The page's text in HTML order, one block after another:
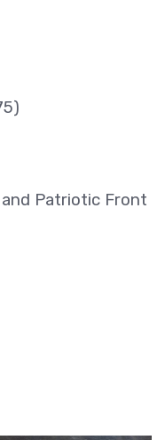
Patriotic Front